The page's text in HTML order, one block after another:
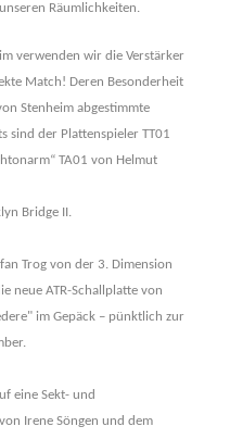
Räumlichkeiten.
verwenden wir die Verstärker
Match! Deren Besonderheit
Stenheim abgestimmte
sind der Plattenspieler TT01
TA01 von Helmut
Bridge II.
Trog von der 3. Dimension
neue ATR-Schallplatte von
im Gepäck – pünktlich zur
eine Sekt- und
Irene Söngen und dem